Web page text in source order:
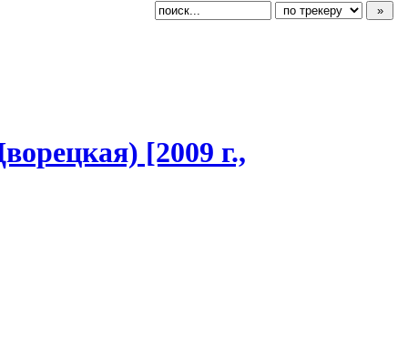
[2009 г.,